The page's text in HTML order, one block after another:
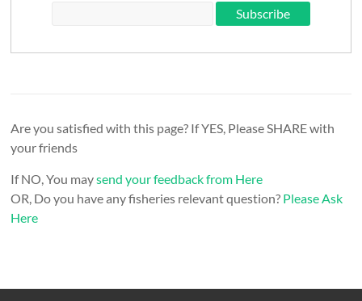
Are you satisfied with this page? If YES, Please SHARE with
your friends
If NO, You maysend your feedback from Here
OR, Do you have any fisheries relevant question? Please Ask
Here